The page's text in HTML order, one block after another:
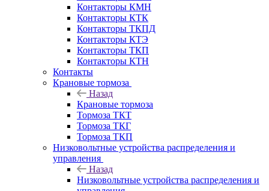
Контакторы КМН
Контакторы КТК
Контакторы ТКПД
Контакторы КТЭ
Контакторы ТКП
Контакторы КТН
Контакты
Крановые тормоза
Назад
Крановые тормоза
Тормоза ТКТ
Тормоза ТКГ
Тормоза ТКП
Низковольтные устройства распределения и
управления
Назад
Низковольтные устройства распределения и